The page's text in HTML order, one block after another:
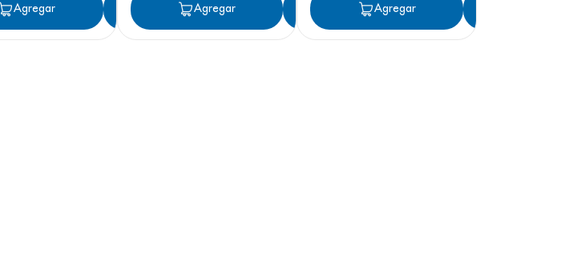
Agregar AgregarAgregar AgregarAgregar